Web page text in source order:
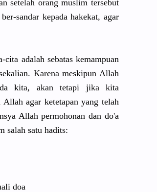
setelah orang muslim tersebut
sandar kepada hakekat, agar
adalah sebatas kemampuan
Karena meskipun Allah
kita, akan tetapi jika kita
Allah agar ketetapan yang telah
Allah permohonan dan do'a
salah satu hadits:
doa